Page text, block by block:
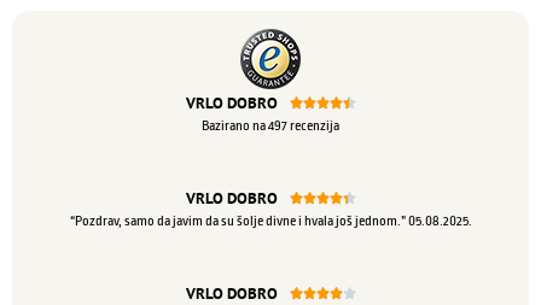
VRLO DOBRO 
Bazirano na 497 recenzija
VRLO DOBRO 
“Pozdrav, samo da javim da su šolje divne i hvala još jednom.” 05.08.2025.
VRLO DOBRO 